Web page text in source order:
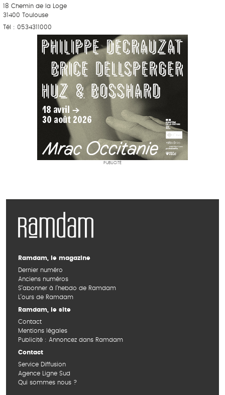
18 Chemin de la Loge
31400 Toulouse
Tél : 0534311000
PUBLICITÉ
Ramdam, le magazine
Dernier numéro
Anciens numéros
S’abonner à l’hebdo de Ramdam
L’ours de Ramdam
Ramdam, le site
Contact
Mentions légales
Publicité : Annoncez dans Ramdam
Contact
Service Diffusion
Agence Ligne Sud
Qui sommes nous ?